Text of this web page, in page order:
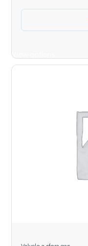
View options